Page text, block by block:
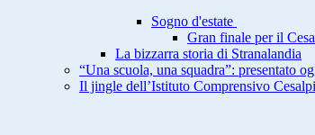
Sogno d'estate
Gran finale per il
La bizzarra storia di Stranalandia
“Una scuola, una squadra”: presentato
Il jingle dell’Istituto Comprensivo